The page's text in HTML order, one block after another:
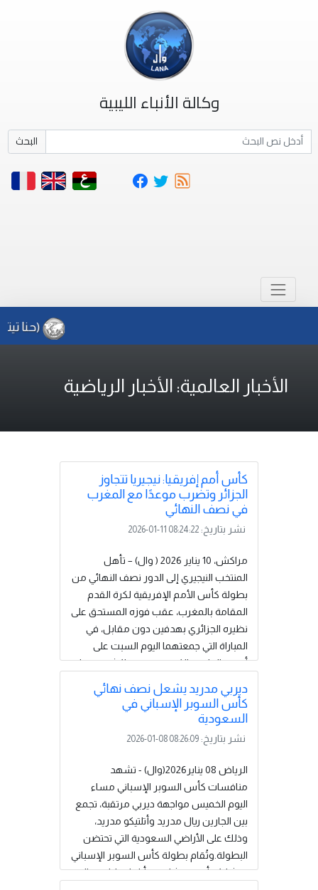
وكالة الأنباء الليبية
البحث
(حنا تيته)
الأخبار العالمية: الأخبار الرياضية
كأس أمم إفريقيا: نيجيريا تتجاوز
الجزائر وتضرب موعدًا مع المغرب
في نصف النهائي
نشر بتاريخ: 2026-01-11 08:24:22
مراكش، 10 يناير 2026 ( وال) – تأهل
المنتخب النيجيري إلى الدور نصف النهائي من
بطولة كأس الأمم الإفريقية لكرة القدم
المقامة بالمغرب، عقب فوزه المستحق على
نظيره الجزائري بهدفين دون مقابل، في
المباراة التي جمعتهما اليوم السبت على
أرضية الملعب الكبير بمدينة مراكش.وسجل
أوسيمين في الدقيقة (47)، وأكور آدامز في
الدقيقة (57)، ليؤكد “النسور الخضر” تفوقهم
ويحجزوا مقعدهم في المربع الذهبي
للبطولة.وسيواجه المنتخب النيجيري في الدور
نصف النهائي منتخب المغرب، البلد المضيف،
يوم الأربعاء المقبل، بعدما كان “أسود
الأطلس” قد ضمنوا تأهلهم في وقت
سابق، ليكونوا ثاني...
إقرأ المزيد
ديربي مدريد يشعل نصف نهائي
كأس السوبر الإسباني في
السعودية
نشر بتاريخ: 2026-01-08 08:26:09
الرياض 08 يناير2026(وال) - تشهد
منافسات كأس السوبر الإسباني مساء
اليوم الخميس مواجهة ديربي مرتقبة، تجمع
بين الجارين ريال مدريد وأتلتيكو مدريد،
وذلك على الأراضي السعودية التي تحتضن
البطولة.وتُقام بطولة كأس السوبر الإسباني
بمشاركة أندية برشلونة وأتلتيك بلباو وريال